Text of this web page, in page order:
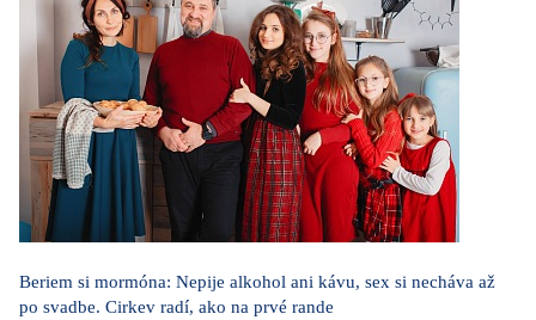
Beriem si mormóna: Nepije alkohol ani kávu, sex si necháva až
po svadbe. Cirkev radí, ako na prvé rande